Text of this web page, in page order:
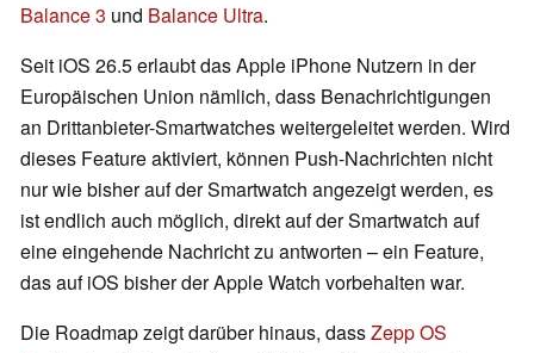
Balance 3 und Balance Ultra.
Seit iOS 26.5 erlaubt das Apple iPhone Nutzern in der
Europäischen Union nämlich, dass Benachrichtigungen
an Drittanbieter-Smartwatches weitergeleitet werden. Wird
dieses Feature aktiviert, können Push-Nachrichten nicht
nur wie bisher auf der Smartwatch angezeigt werden, es
ist endlich auch möglich, direkt auf der Smartwatch auf
eine eingehende Nachricht zu antworten – ein Feature,
das auf iOS bisher der Apple Watch vorbehalten war.
Die Roadmap zeigt darüber hinaus, dassZepp OS